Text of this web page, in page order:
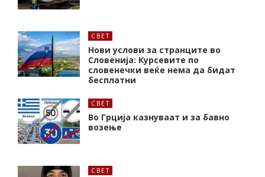
СВЕТ
Нови услови за странците во
Словенија: Курсевите по
словенечки веќе нема да бидат
бесплатни
СВЕТ
Во Грција казнуваат и за бавно
возење
СВЕТ